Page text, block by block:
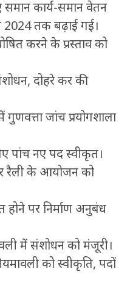
कार्य-समान वेतन
तक बढ़ाई गई।
करने के प्रस्ताव को
दोहरे कर की
जांच प्रयोगशाला
पांच नए पद स्वीकृत।
रैली के आयोजन को
होने पर निर्माण अनुबंध
में संशोधन को मंजूरी।
को स्वीकृति, पदों